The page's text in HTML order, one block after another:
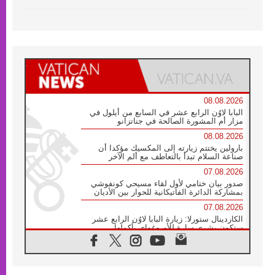
08.08.2026
البابا لاوُن الرابع عشر في السابع من أيلول في
مزار أم المشورة الصالحة في جناتزانو
08.08.2026
بارولين يختتم زيارته إلى المكسيك مؤكدا أن
صناعة السلام تبدأ بالتعاطف مع ألم الآخر
07.08.2026
صدور بيان ختامي لأول لقاء مسيحي كونفوشي
بمشاركة الدائرة الفاتيكانية للحوار بين الأديان
07.08.2026
الكاردينال ستورلا: زيارة البابا لاوُن الرابع عشر
ستكون بشرى سارة للأوروغواي بأكملها
الفاتيكان يعلن برنامج الزيارة الرسولية للبابا لاوُن